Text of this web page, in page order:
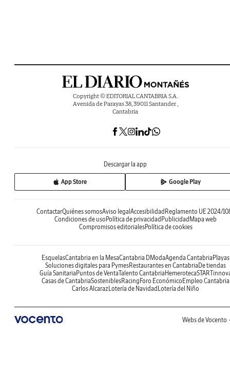
Copyright © EDITORIAL CANTABRIA S.A.
Avenida de Parayas 38, 39011 Santander ,
Cantabria
Descargar la app
App Store Google Play
ContactarQuiénes somosAviso legalAccesibilidadReglamento UE 2024/
Condiciones de usoPolítica de privacidadPublicidadMapa web
Compromisos editorialesPolítica de cookies
EsquelasCantabria en la MesaCantabria DModaAgenda CantabriaPlayas
Soluciones digitales para PymesRestaurantes en CantabriaDe tiendas
Guía SanitariaPuntos de VentaTalento CantabriaHemeroteca
Casas de CantabriaSosteniblesRacingForo EconómicoEmpleo Cantabria
Carlos AlcarazLotería de NavidadLotería del Niño
Webs de Vocento